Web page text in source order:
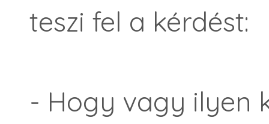
teszi fel a kérdést:
- Hogy vagy ilyen